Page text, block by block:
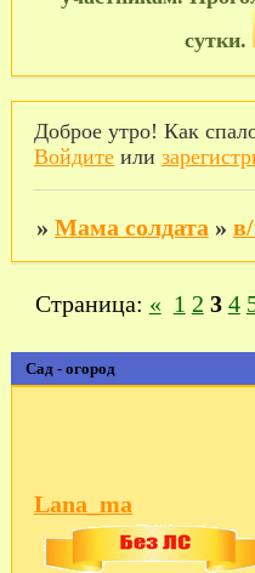
сутки.
Доброе утро! Как
Войдитеили
» Мама солдата »
Сад - огород
Страница: « 1 2 3 4
Lana_ma